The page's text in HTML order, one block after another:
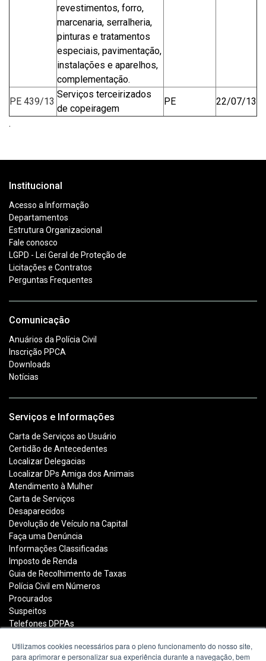
revestimentos, forro,
marcenaria, serralheria,
pinturas e tratamentos
especiais, pavimentação,
instalações e aparelhos,
complementação.
PE 439/13
Serviços terceirizados
de copeiragem
PE
22/07/13
.
Institucional
Acesso a Informação
Departamentos
Estrutura Organizacional
Fale conosco
LGPD - Lei Geral de Proteção de
Licitações e Contratos
Perguntas Frequentes
Comunicação
Anuários da Polícia Civil
Inscrição PPCA
Downloads
Notícias
Serviços e Informações
Carta de Serviços ao Usuário
Certidão de Antecedentes
Localizar Delegacias
Localizar DPs Amiga dos Animais
Atendimento à Mulher
Carta de Serviços
Desaparecidos
Devolução de Veículo na Capital
Faça uma Denúncia
Informações Classificadas
Imposto de Renda
Guia de Recolhimento de Taxas
Polícia Civil em Números
Procurados
Suspeitos
Telefones DPPAs
Utilizamos cookies necessários para o pleno funcionamento do nosso site,
para aprimorar e personalizar sua experiência durante a navegação, bem